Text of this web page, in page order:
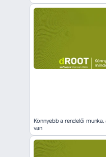
Könnyebb a rendelői
van